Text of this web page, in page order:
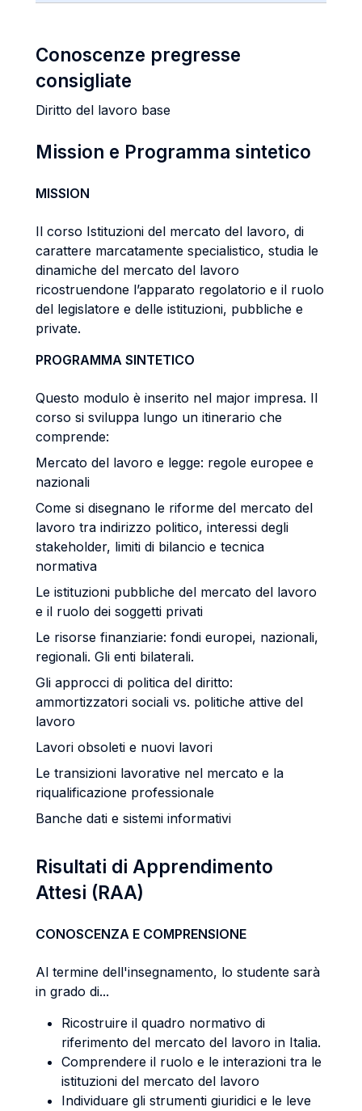
Conoscenze pregresse
consigliate
Diritto del lavoro base
Mission e Programma sintetico
MISSION
Il corso Istituzioni del mercato del lavoro, di
carattere marcatamente specialistico, studia le
dinamiche del mercato del lavoro
ricostruendone l’apparato regolatorio e il ruolo
del legislatore e delle istituzioni, pubbliche e
private.
PROGRAMMA SINTETICO
Questo modulo è inserito nel major impresa. Il
corso si sviluppa lungo un itinerario che
comprende:
Mercato del lavoro e legge: regole europee e
nazionali
Come si disegnano le riforme del mercato del
lavoro tra indirizzo politico, interessi degli
stakeholder, limiti di bilancio e tecnica
normativa
Le istituzioni pubbliche del mercato del lavoro
e il ruolo dei soggetti privati
Le risorse finanziarie: fondi europei, nazionali,
regionali. Gli enti bilaterali.
Gli approcci di politica del diritto:
ammortizzatori sociali vs. politiche attive del
lavoro
Lavori obsoleti e nuovi lavori
Le transizioni lavorative nel mercato e la
riqualificazione professionale
Banche dati e sistemi informativi
Risultati di Apprendimento
Attesi (RAA)
CONOSCENZA E COMPRENSIONE
Al termine dell'insegnamento, lo studente sarà
in grado di...
Ricostruire il quadro normativo di
riferimento del mercato del lavoro in Italia.
Comprendere il ruolo e le interazioni tra le
istituzioni del mercato del lavoro
Individuare gli strumenti giuridici e le leve